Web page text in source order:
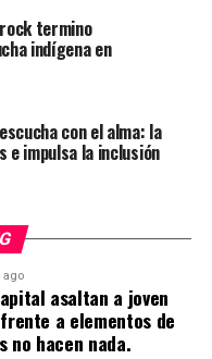
rock termino
indígena en
con el alma: la
e impulsa la inclusión
ago
asaltan a joven
a elementos de
no hacen nada.